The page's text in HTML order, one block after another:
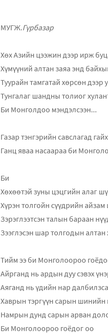
МУГЖ.Гүрбазар
Хөх Азийн цээжин дээр ирж
Хүмүүний алтан заяа энд
Туурайн тамгатай хөрсөн
Тунгалаг шандны толиог
Би Монголдоо мэндэлсээн...
Газар тэнгэрийн савслагад
Ганц яваа насаараа би
Би
Хөхөөтэй зуны цэцгийн алаг
Хүрэн толгойн сүүдрийн
Зэрэглээтсэн талын бараан
Зээглэсэн шар толгодын
Тийм ээ би Монголоороо
Айрганд нь ардын дуу сэвэх
Аяганд нь үдийн нар
Хаврын тэргүүн сарын шинийн
Намрын дунд сарын арван
Би Монголоороо гоёдог оо